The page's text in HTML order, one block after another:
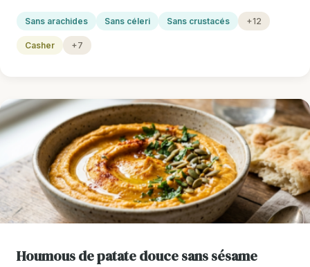
Sans arachides Sans céleri Sans crustacés +12
Casher +7
Houmous de patate douce sans sésame